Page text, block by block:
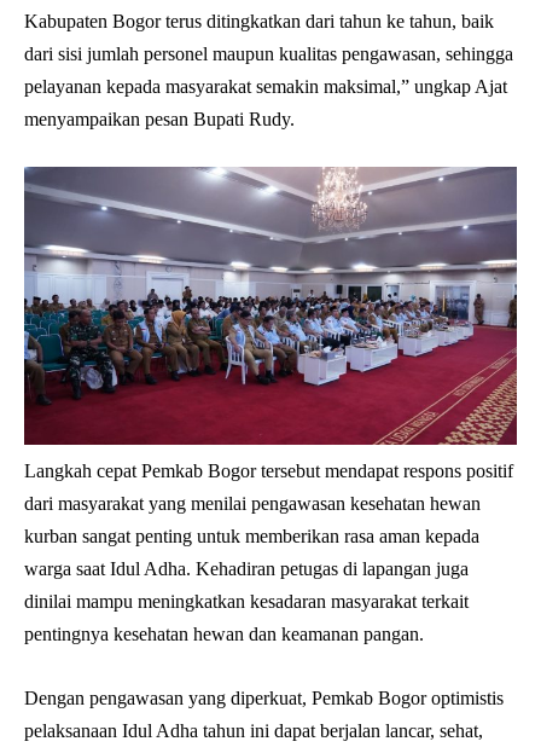
Kabupaten Bogor terus ditingkatkan dari tahun ke tahun, baik
dari sisi jumlah personel maupun kualitas pengawasan, sehingga
pelayanan kepada masyarakat semakin maksimal,” ungkap Ajat
menyampaikan pesan Bupati Rudy.
Langkah cepat Pemkab Bogor tersebut mendapat respons positif
dari masyarakat yang menilai pengawasan kesehatan hewan
kurban sangat penting untuk memberikan rasa aman kepada
warga saat Idul Adha. Kehadiran petugas di lapangan juga
dinilai mampu meningkatkan kesadaran masyarakat terkait
pentingnya kesehatan hewan dan keamanan pangan.
Dengan pengawasan yang diperkuat, Pemkab Bogor optimistis
pelaksanaan Idul Adha tahun ini dapat berjalan lancar, sehat,